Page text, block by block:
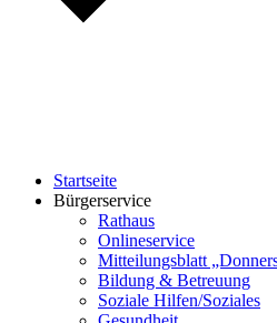
Startseite
Bürgerservice
Rathaus
Onlineservice
Mitteilungsblatt
Bildung & Betreuung
Soziale Hilfen/Soziales